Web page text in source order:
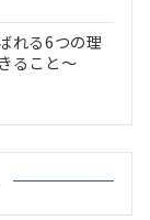
れる6つの理
ること～